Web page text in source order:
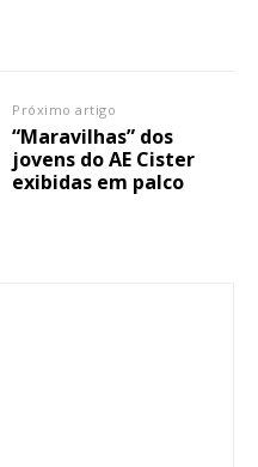
Próximo artigo
“Maravilhas” dos
jovens do AE Cister
exibidas em palco